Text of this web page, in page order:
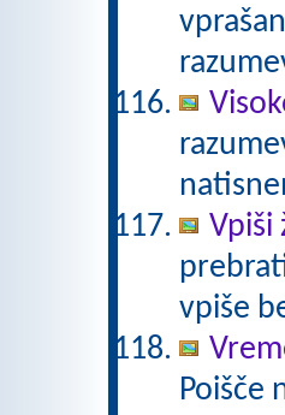
Vpiši
vpiše
Poišče